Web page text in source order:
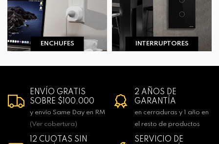
ENCHUFES INTERRUPTORES
ENVÍO GRATIS
SOBRE $100.000
y envío Same Day en RM
(Ver cobertura)
2 AÑOS DE
GARANTÍA
en cerraduras y 1 año en
el resto de productos
12 CUOTAS SIN
SERVICIO DE